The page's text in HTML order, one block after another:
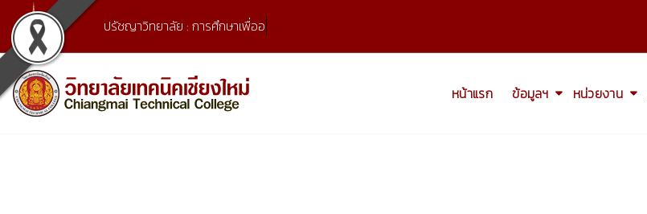
content
ปรัชญาวิทยาลัย : การศึกษาเพื่ออาชีพ แ
หน้าแรก ข้อมูลฯ หน่วยงาน